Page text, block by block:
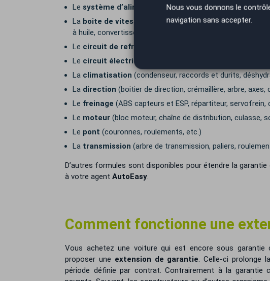
Le système d’alimentation(pompe à injection,
La boite de vitesse
mécanique, automatique, pilotée ou
à huile, convertisseur de couple, etc.)
Le circuit de refroidissement
(pompe à eau, radiateur
Le circuit électrique et électronique
(allumeur, alarme
La climatisation (condenseur, raccords et durits,
La direction (boitier de direction, crémaillère, arbre, axes,
Le freinage (ABS capteurs et ESP, répartiteur,
Le moteur (bloc moteur, chaîne de distribution, culasse,
Le pont (couronnes, roulements, etc.)
La transmission (arbre de transmission, paliers,
D’autres formules sont disponibles pour étendre la
à votre agent AutoEasy.
Comment fonctionne une
Vous achetez une voiture qui est encore sous
proposer une extension de garantie. Celle-ci prolonge
période définie par contrat. Contrairement à la garantie
Nous vous donnons le
navigation sans accepter.